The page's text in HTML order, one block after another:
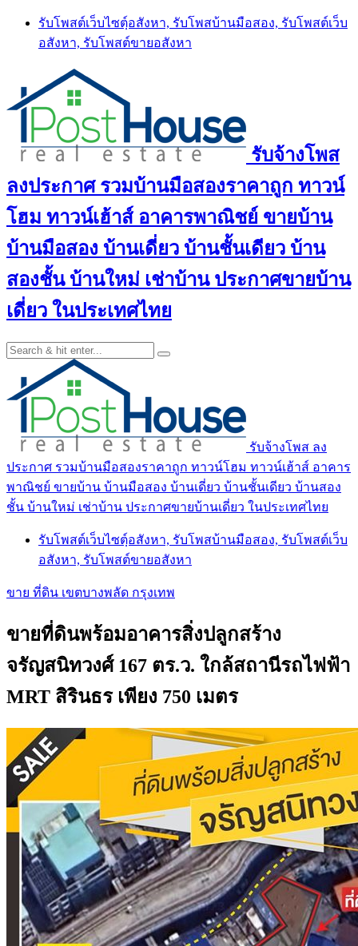
Skip
content
รับโพสต์เว็บไซตฺ์อสังหา, รับโพสบ้านมือสอง, รับโพสต์เว็บ
อสังหา, รับโพสต์ขายอสังหา
รับจ้างโพส
ลงประกาศ รวมบ้านมือสองราคาถูก ทาวน์
โฮม ทาวน์เฮ้าส์ อาคารพาณิชย์ ขายบ้าน
บ้านมือสอง บ้านเดี่ยว บ้านชั้นเดียว บ้าน
สองชั้น บ้านใหม่ เช่าบ้าน ประกาศขายบ้าน
เดี่ยว ในประเทศไทย
รับจ้างโพส ลง
ประกาศ รวมบ้านมือสองราคาถูก ทาวน์โฮม ทาวน์เฮ้าส์ อาคาร
พาณิชย์ ขายบ้าน บ้านมือสอง บ้านเดี่ยว บ้านชั้นเดียว บ้านสอง
ชั้น บ้านใหม่ เช่าบ้าน ประกาศขายบ้านเดี่ยว ในประเทศไทย
รับโพสต์เว็บไซตฺ์อสังหา, รับโพสบ้านมือสอง, รับโพสต์เว็บ
อสังหา, รับโพสต์ขายอสังหา
ขาย ที่ดิน เขตบางพลัด กรุงเทพ
ขายที่ดินพร้อมอาคารสิ่งปลูกสร้าง
จรัญสนิทวงศ์ 167 ตร.ว. ใกล้สถานีรถไฟฟ้า
MRT สิรินธร เพียง 750 เมตร